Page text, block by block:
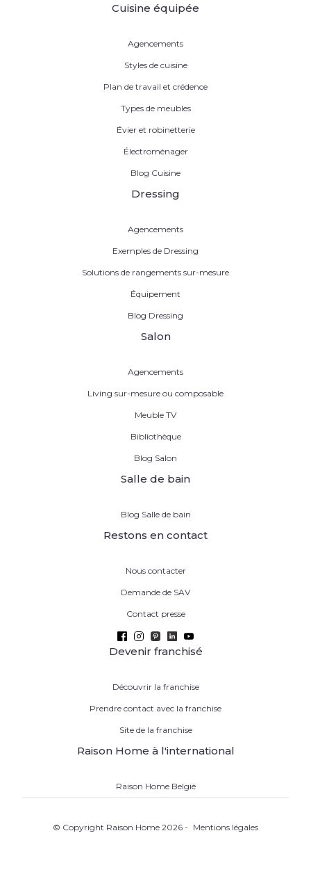
Cuisine équipée
Agencements
Styles de cuisine
Plan de travail et crédence
Types de meubles
Évier et robinetterie
Électroménager
Blog Cuisine
Dressing
Agencements
Exemples de Dressing
Solutions de rangements sur-mesure
Équipement
Blog Dressing
Salon
Agencements
Living sur-mesure ou composable
Meuble TV
Bibliothèque
Blog Salon
Salle de bain
Blog Salle de bain
Restons en contact
Nous contacter
Demande de SAV
Contact presse
Devenir franchisé
Découvrir la franchise
Prendre contact avec la franchise
Site de la franchise
Raison Home à l'international
Raison Home België
© Copyright Raison Home 2026 - Mentions légales